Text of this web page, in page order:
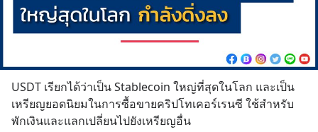
USDT เรียกได้ว่าเป็น Stablecoin ใหญ่ที่สุดในโลก และเป็น
เหรียญยอดนิยมในการซื้อขายคริปโทเคอร์เรนซี ใช้สำหรับ
พักเงินและแลกเปลี่ยนไปยังเหรียญอื่น